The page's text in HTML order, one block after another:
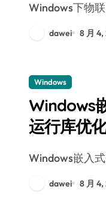
Windows下物
dawei 8 月
Windows
Windows
运行库优
Windows嵌
dawei 8 月